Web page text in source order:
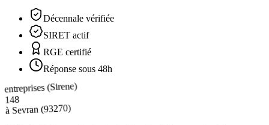
Décennale vérifiée
SIRET actif
RGE certifié
Réponse sous 48h
entreprises (Sirene)
148
àSevran(93270)